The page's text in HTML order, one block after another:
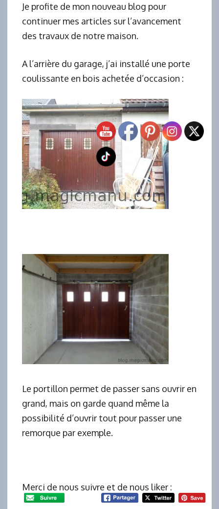
Je profite de mon nouveau blog pour
continuer mes articles sur l’avancement
des travaux de notre maison.
A l’arrière du garage, j’ai installé une porte
coulissante en bois achetée d’occasion :
Le portillon permet de passer sans ouvrir en
grand, mais on garde quand même la
possibilité d’ouvrir tout pour passer une
remorque par exemple.
Merci de nous suivre et de nous liker :